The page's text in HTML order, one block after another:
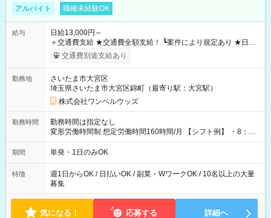
アルバイト 職種未経験OK
給与
日給13,000円～
＋交通費支給 ★交通費全額支給！ ┗案件により規定あり ★日払
いOK！（規定あり） ┗働いたその日に現金GET♪ お仕事後はコ
ンビニATMから 日払い分を引き落とせます！ 【試用期間】試
交通費別途支給あり
勤務地
さいたま市大宮区
埼玉県さいたま市大宮区錦町（最寄り駅：大宮駅）
株式会社ワンベルウッズ
勤務時間
勤務時間は指定なし
変形労働時間制 想定労働時間160時間/月 【シフト例】 ・8：00
～21：00
期間 単発・1日のみOK
特徴
週1日からOK / 日払いOK / 副業・WワークOK / 10名以上の大量
募集
気になる！ 応募する 詳細へ